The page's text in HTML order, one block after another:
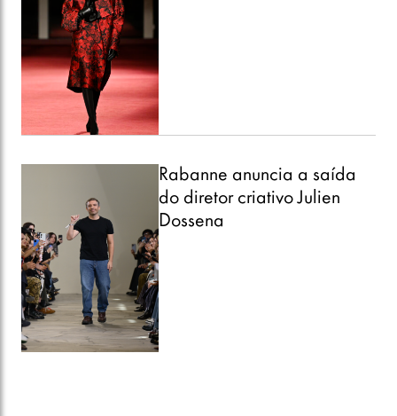
Rabanne anuncia a saída
do diretor criativo Julien
Dossena